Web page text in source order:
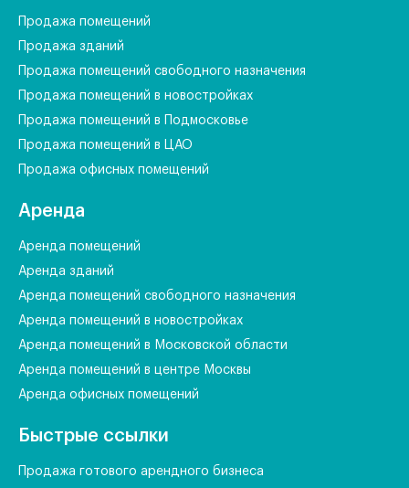
Продажа помещений
Продажа зданий
Продажа помещений свободного назначения
Продажа помещений в новостройках
Продажа помещений в Подмосковье
Продажа помещений в ЦАО
Продажа офисных помещений
Аренда
Аренда помещений
Аренда зданий
Аренда помещений свободного назначения
Аренда помещений в новостройках
Аренда помещений в Московской области
Аренда помещений в центре Москвы
Аренда офисных помещений
Быстрые ссылки
Продажа готового арендного бизнеса